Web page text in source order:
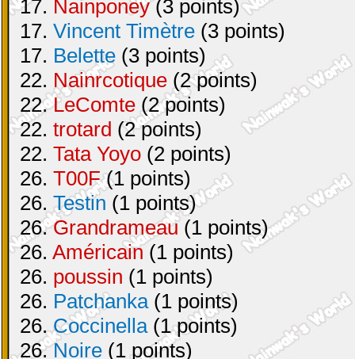
17. Nainponey(3 points)
17. Vincent Timètre (3 points)
17. Belette (3 points)
22. Nainrcotique (2 points)
22.LeComte (2 points)
22. trotard (2 points)
22. Tata Yoyo (2 points)
26. T00F(1 points)
26. Testin (1 points)
26.Grandrameau (1 points)
26. Américain (1 points)
26. poussin (1 points)
26. Patchanka(1 points)
26.Coccinella(1 points)
26.Noire (1 points)